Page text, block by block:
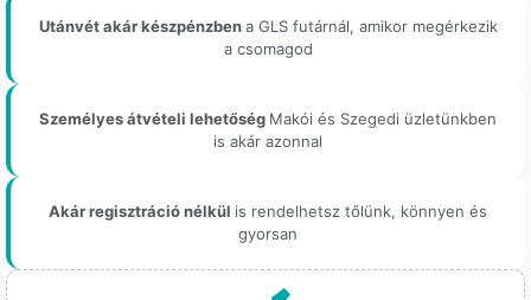
Utánvét akár készpénzbena GLS futárnál, amikor megérkezik
a csomagod
Személyes átvételi lehetőség Makói és Szegedi üzletünkben
is akár azonnal
Akár regisztráció nélkül is rendelhetsz tőlünk, könnyen és
gyorsan